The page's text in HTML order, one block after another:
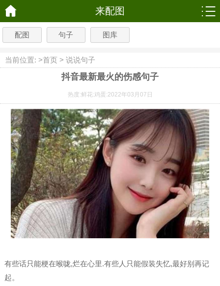
来配图
配图 句子 图库
当前位置: >首页 > 说说句子
抖音最新最火的伤感句子
热度:鲜花:鸡蛋:2022年03月07日
有些话只能梗在喉咙,烂在心里.有些人只能假装失忆,最好别再记
起。